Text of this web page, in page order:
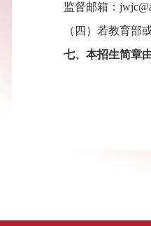
监督邮箱：
（四）若教育部
七、本招生简章